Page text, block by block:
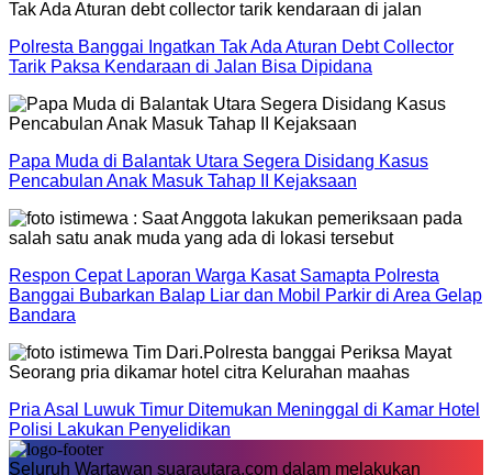
Polresta Banggai Ingatkan Tak Ada Aturan Debt Collector
Tarik Paksa Kendaraan di Jalan Bisa Dipidana
Papa Muda di Balantak Utara Segera Disidang Kasus
Pencabulan Anak Masuk Tahap II Kejaksaan
Respon Cepat Laporan Warga Kasat Samapta Polresta
Banggai Bubarkan Balap Liar dan Mobil Parkir di Area Gelap
Bandara
Pria Asal Luwuk Timur Ditemukan Meninggal di Kamar Hotel
Polisi Lakukan Penyelidikan
Seluruh Wartawan suarautara.com dalam melakukan